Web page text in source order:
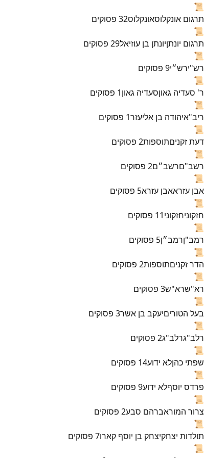
📜
תרגום אונקלוסאונקלוס32 פסוקים
📜
תרגום יונתןיונתן בן עוזיאל29 פסוקים
📜
רש"ירש״י9 פסוקים
📜
ר' סעדיה גאוןסעדיה גאון1 פסוקים
📜
ריב"איהודה בן אליעזר1 פסוקים
📜
דעת זקניםתוספות2 פסוקים
📜
רשב"םרשב״ם2 פסוקים
📜
אבן עזראאבן עזרא5 פסוקים
📜
חזקוניחזקוני11 פסוקים
📜
רמב"ןרמב״ן5 פסוקים
📜
הדר זקניםתוספות2 פסוקים
📜
רא"שרא"ש3 פסוקים
📜
בעל הטוריםיעקב בן אשר3 פסוקים
📜
רלב"גרלב"ג2 פסוקים
📜
שפתי כהןלא ידוע14 פסוקים
📜
פרדס יוסףלא ידוע9 פסוקים
📜
צרור המוראברהם סבע2 פסוקים
📜
תולדות יצחקיצחק בן יוסף קארו7 פסוקים
📜